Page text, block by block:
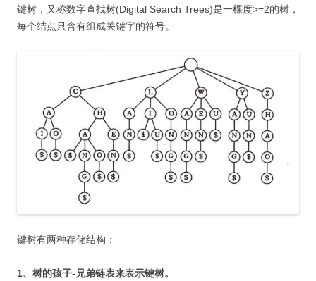
键树，又称数字查找树(Digital Search Trees)是一棵度>=2的树，
每个结点只含有组成关键字的符号。
键树有两种存储结构：
1、树的孩子-兄弟链表来表示键树。